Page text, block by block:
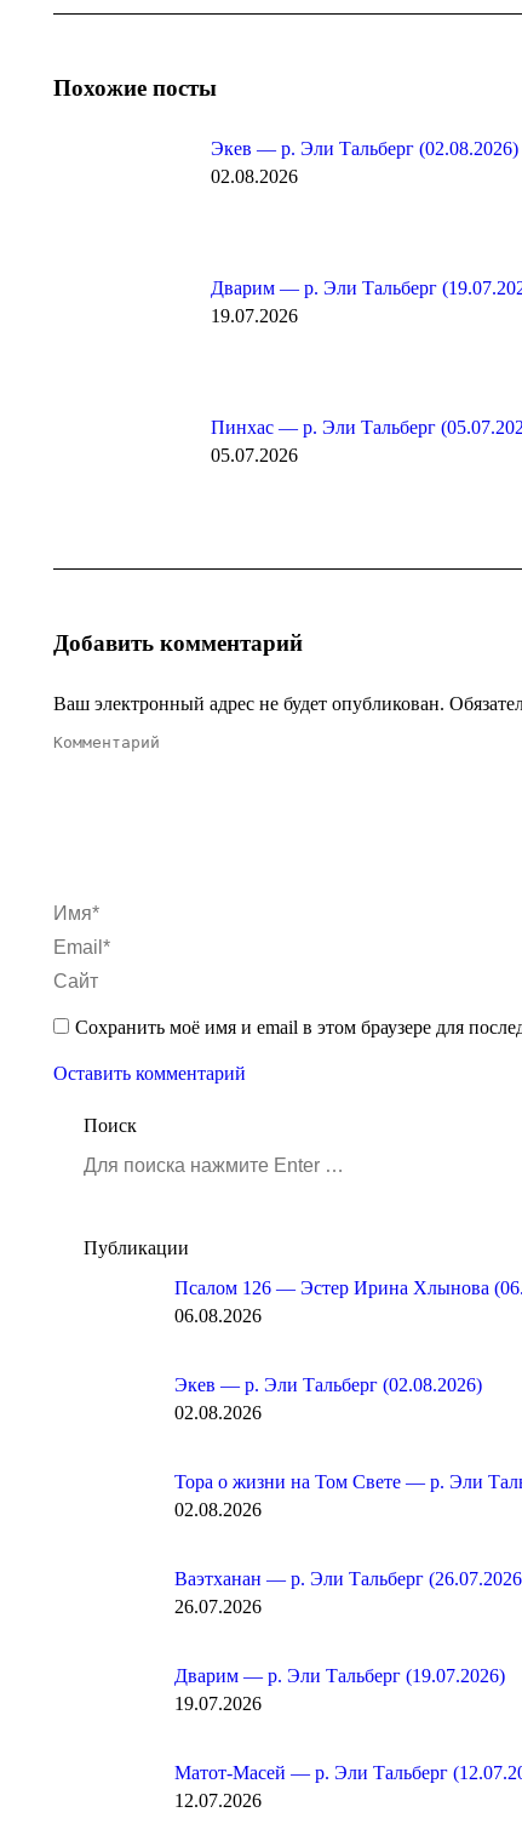
Похожие посты
Экев — р. Эли Тальберг (02.08.2026)
02.08.2026
Дварим — р. Эли Тальберг
19.07.2026
Пинхас — р. Эли Тальберг
05.07.2026
Добавить комментарий
Ваш электронный адрес не будет опубликован.
Комментарий
Имя *
Email *
Сайт
Сохранить моё имя и email в этом браузере для
Оставить комментарий
Поиск
Поиск:
Публикации
Псалом 126 — Эстер Ирина Хлынова
06.08.2026
Экев — р. Эли Тальберг (02.08.2026)
02.08.2026
Тора о жизни на Том Свете — р. Эли
02.08.2026
Ваэтханан — р. Эли Тальберг
26.07.2026
Дварим — р. Эли Тальберг (19.07.2026)
19.07.2026
Матот-Масей — р. Эли Тальберг
12.07.2026